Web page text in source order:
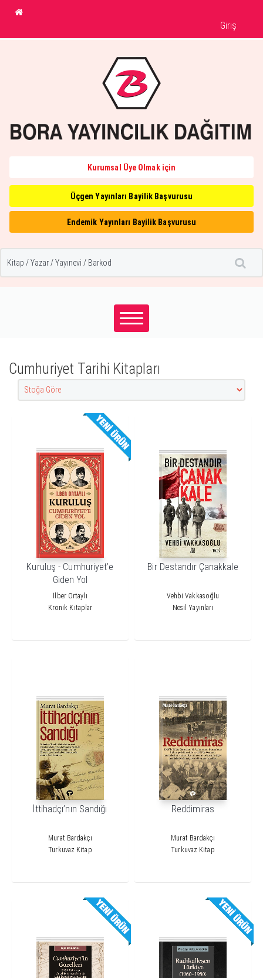
Giriş
Kurumsal Üye Olmak için
Üçgen Yayınları Bayilik Başvurusu
Endemik Yayınları Bayilik Başvurusu
Cumhuriyet Tarihi Kitapları
Kuruluş - Cumhuriyet’e
Giden Yol
İlber Ortaylı
Kronik Kitaplar
Bir Destandır Çanakkale
Vehbi Vakkasoğlu
Nesil Yayınları
İttihadçı’nın Sandığı
Murat Bardakçı
Turkuvaz Kitap
Reddimiras
Murat Bardakçı
Turkuvaz Kitap